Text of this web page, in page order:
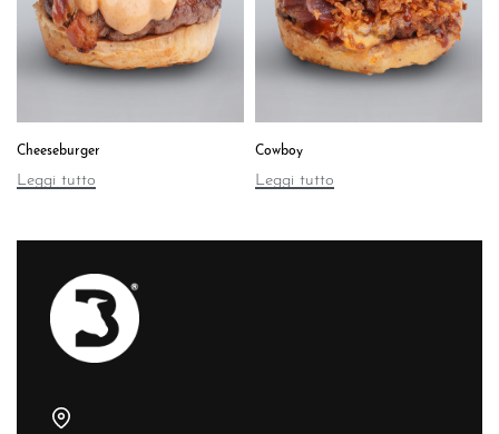
Cheeseburger
Leggi tutto
Cowboy
Leggi tutto